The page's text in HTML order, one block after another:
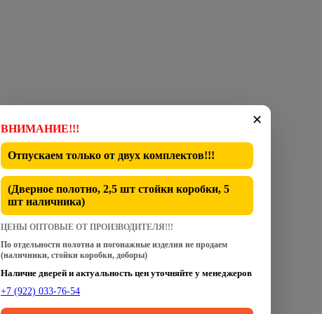
✕
ВНИМАНИЕ!!!
Отпускаем только от двух комплектов!!!
(Дверное полотно, 2,5 шт стойки коробки, 5
шт наличника)
ЦЕНЫ ОПТОВЫЕ ОТ ПРОИЗВОДИТЕЛЯ!!!
По отдельности полотна и погонажные изделия не продаем
(наличники, стойки коробки, доборы)
Наличие дверей и актуальность цен уточняйте у менеджеров
+7 (922) 033-76-54